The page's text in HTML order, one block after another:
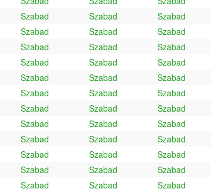
Szabad Szabad Szabad
Szabad Szabad Szabad
Szabad Szabad Szabad
Szabad Szabad Szabad
Szabad Szabad Szabad
Szabad Szabad Szabad
Szabad Szabad Szabad
Szabad Szabad Szabad
Szabad Szabad Szabad
Szabad Szabad Szabad
Szabad Szabad Szabad
Szabad Szabad Szabad